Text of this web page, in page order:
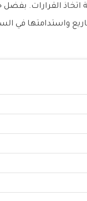
اتخاذ القرارات.
واستدامتها في